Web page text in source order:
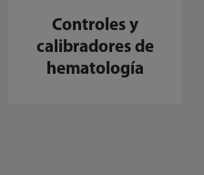
Controles y
calibradores de
hematología